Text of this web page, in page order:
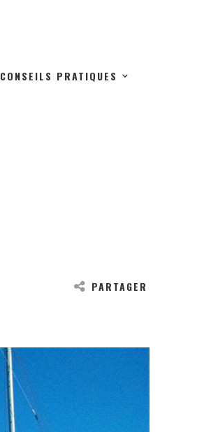
CONSEILS PRATIQUES
PARTAGER